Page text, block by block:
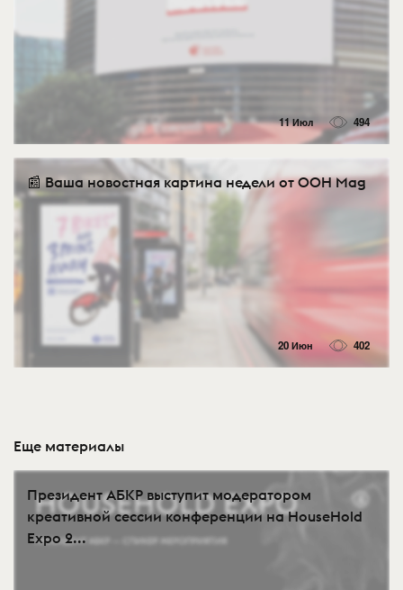
11 Июл 494
📰 Ваша новостная картина недели от OOH Mag
20 Июн 402
Еще материалы
Президент АБКР выступит модератором
креативной сессии конференции на HouseHold
Expo 2...